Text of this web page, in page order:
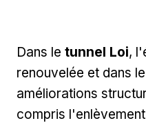
Dans le tunnel Loi,
renouvelée et dans le
améliorations
compris